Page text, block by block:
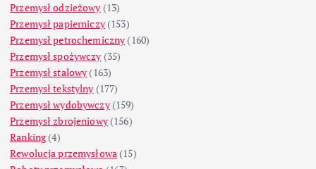
Przemysł odzieżowy (13)
Przemysł papierniczy(153)
Przemysł petrochemiczny (160)
Przemysł spożywczy (35)
Przemysł stalowy (163)
Przemysł tekstylny (177)
Przemysł wydobywczy(159)
Przemysł zbrojeniowy(156)
Ranking(4)
Rewolucja przemysłowa (15)